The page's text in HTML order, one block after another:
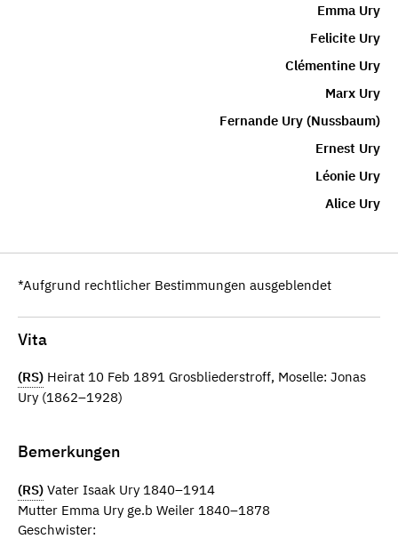
Emma Ury
Felicite Ury
Clémentine Ury
Marx Ury
Fernande Ury (Nussbaum)
Ernest Ury
Léonie Ury
Alice Ury
*Aufgrund rechtlicher Bestimmungen ausgeblendet
Vita
(RS) Heirat 10 Feb 1891 Grosbliederstroff, Moselle: Jonas
Ury (1862–1928)
Bemerkungen
(RS) Vater Isaak Ury 1840–1914
Mutter Emma Ury ge.b Weiler 1840–1878
Geschwister: